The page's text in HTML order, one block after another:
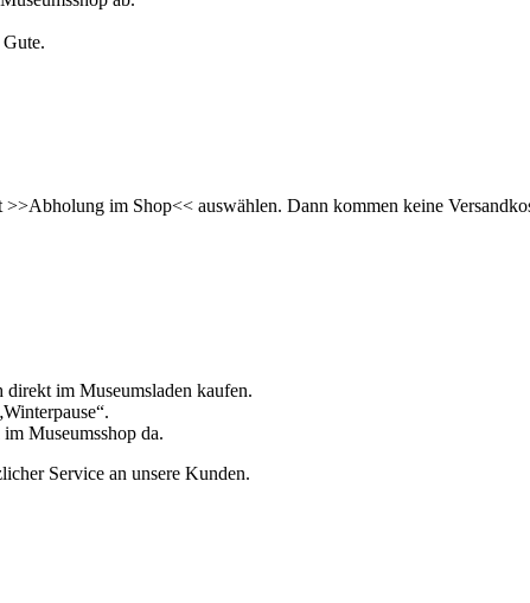
im Shop<< auswählen. Dann kommen keine
im Museumsladen kaufen.
Museumsshop da.
Service an unsere Kunden.